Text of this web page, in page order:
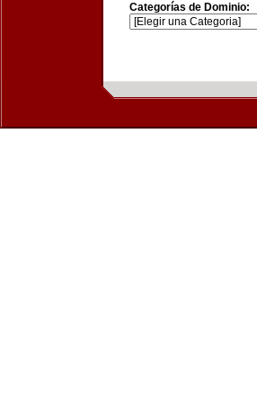
Categorías de Dominio: